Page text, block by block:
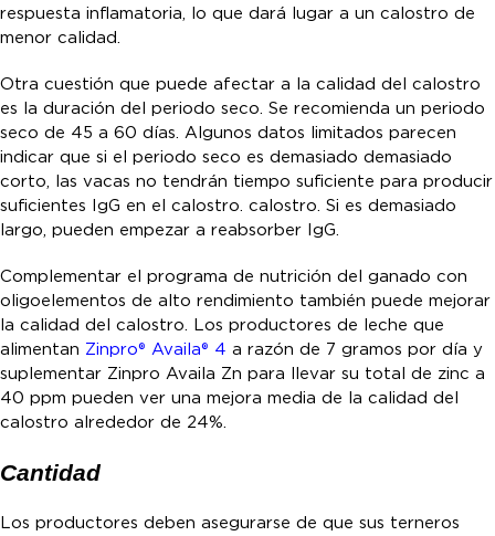
respuesta inflamatoria, lo que dará lugar a un calostro de
menor calidad.
Otra cuestión que puede afectar a la calidad del calostro
es la duración del periodo seco. Se recomienda un periodo
seco de 45 a 60 días. Algunos datos limitados parecen
indicar que si el periodo seco es demasiado demasiado
corto, las vacas no tendrán tiempo suficiente para producir
suficientes IgG en el calostro. calostro. Si es demasiado
largo, pueden empezar a reabsorber IgG.
Complementar el programa de nutrición del ganado con
oligoelementos de alto rendimiento también puede mejorar
la calidad del calostro. Los productores de leche que
alimentan Zinpro® Availa® 4 a razón de 7 gramos por día y
suplementar Zinpro Availa Zn para llevar su total de zinc a
40 ppm pueden ver una mejora media de la calidad del
calostro alrededor de 24%.
Cantidad
Los productores deben asegurarse de que sus terneros